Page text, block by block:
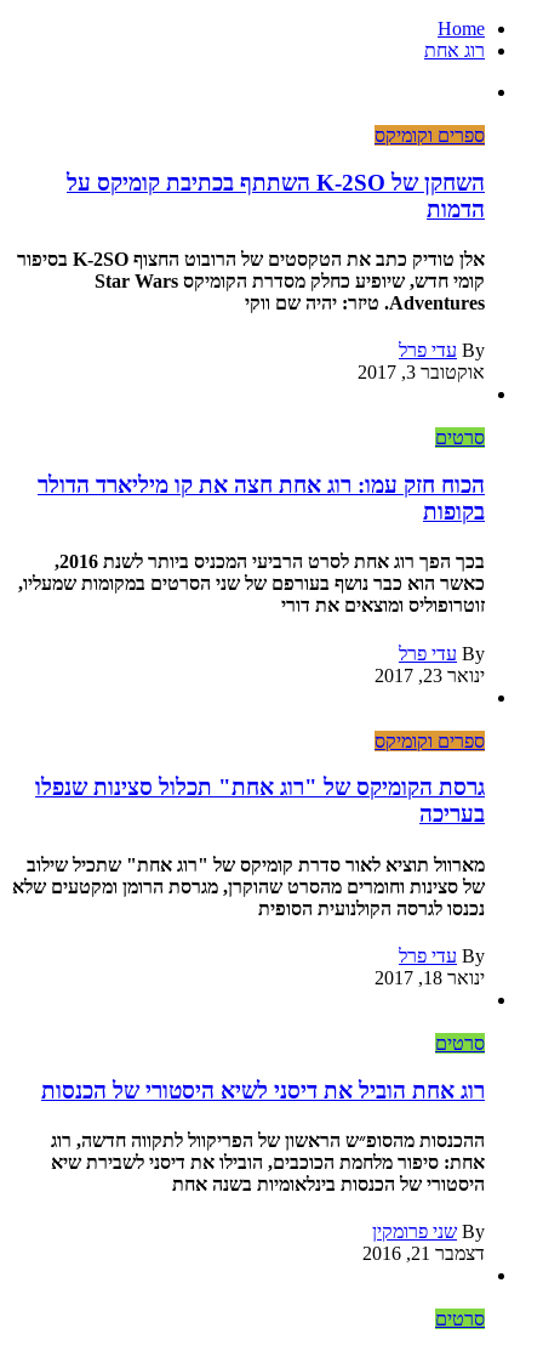
Home
רוג אחת
ספרים וקומיקס
השחקן של K-2SO השתתף בכתיבת קומיקס על
הדמות
אלן טודיק כתב את הטקסטים של הרובוט החצוף K-2SO בסיפור
קומי חדש, שיופיע כחלק מסדרת הקומיקס Star Wars
Adventures. טיזר: יהיה שם ווקי
By עדי פרל
אוקטובר 3, 2017
סרטים
הכוח חזק עמו: רוג אחת חצה את קו מיליארד הדולר
בקופות
בכך הפך רוג אחת לסרט הרביעי המכניס ביותר לשנת 2016,
כאשר הוא כבר נושף בעורפם של שני הסרטים במקומות שמעליו,
זוטרופוליס ומוצאים את דורי
By עדי פרל
ינואר 23, 2017
ספרים וקומיקס
גרסת הקומיקס של "רוג אחת" תכלול סצינות שנפלו
בעריכה
מארוול תוציא לאור סדרת קומיקס של "רוג אחת" שתכיל שילוב
של סצינות וחומרים מהסרט שהוקרן, מגרסת הרומן ומקטעים שלא
נכנסו לגרסה הקולנועית הסופית
By עדי פרל
ינואר 18, 2017
סרטים
רוג אחת הוביל את דיסני לשיא היסטורי של הכנסות
ההכנסות מהסופ״ש הראשון של הפריקוול לתקווה חדשה, רוג
אחת: סיפור מלחמת הכוכבים, הובילו את דיסני לשבירת שיא
היסטורי של הכנסות בינלאומיות בשנה אחת
By שני פרומקין
דצמבר 21, 2016
סרטים